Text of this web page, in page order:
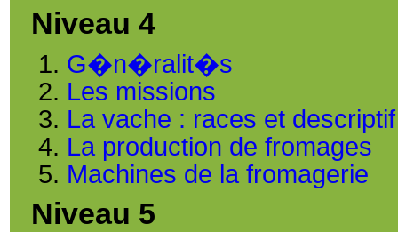
Niveau 4
G�n�ralit�s
Les missions
La vache : races et descriptif
La production de fromages
Machines de la fromagerie
Niveau 5